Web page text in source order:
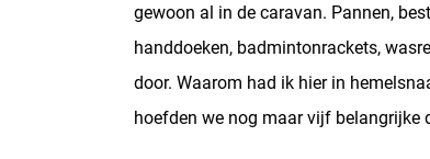
gewoon al in de caravan. Pannen,
handdoeken, badmintonrackets,
door. Waarom had ik hier in
hoefden we nog maar vijf belangrijke